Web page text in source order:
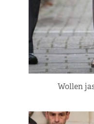
Wollen